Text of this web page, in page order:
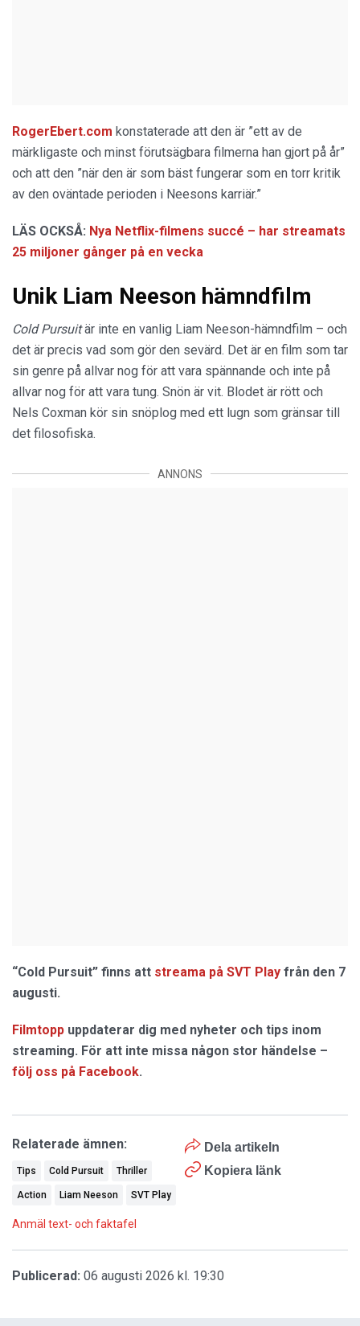
RogerEbert.com konstaterade att den är ”ett av de
märkligaste och minst förutsägbara filmerna han gjort på år”
och att den ”när den är som bäst fungerar som en torr kritik
av den oväntade perioden i Neesons karriär.”
LÄS OCKSÅ: Nya Netflix-filmens succé – har streamats
25 miljoner gånger på en vecka
Unik Liam Neeson hämndfilm
Cold Pursuitär inte en vanlig Liam Neeson-hämndfilm – och
det är precis vad som gör den sevärd. Det är en film som tar
sin genre på allvar nog för att vara spännande och inte på
allvar nog för att vara tung. Snön är vit. Blodet är rött och
Nels Coxman kör sin snöplog med ett lugn som gränsar till
det filosofiska.
ANNONS
“Cold Pursuit” finns att streama på SVT Play från den 7
augusti.
Filmtopp uppdaterar dig med nyheter och tips inom
streaming. För att inte missa någon stor händelse –
följ oss på Facebook.
Dela artikeln
Kopiera länk
Relaterade ämnen:
Tips Cold Pursuit Thriller
Action Liam Neeson SVT Play
Anmäl text- och faktafel
Publicerad: 06 augusti 2026 kl. 19:30